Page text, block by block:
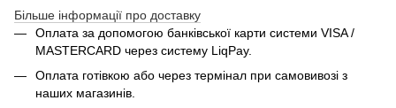
Більше інформації про доставку
Оплата за допомогою банківської карти системи VISA /
MASTERCARD через систему LiqPay.
Оплата готівкою або через термінал при самовивозі з
наших магазинів.